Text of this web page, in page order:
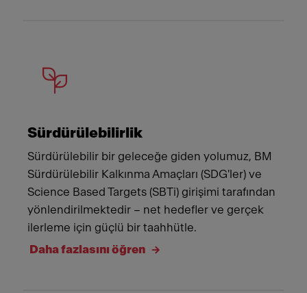
Sürdürülebilirlik
Sürdürülebilir bir geleceğe giden yolumuz, BM
Sürdürülebilir Kalkınma Amaçları (SDG'ler) ve
Science Based Targets (SBTi) girişimi tarafından
yönlendirilmektedir – net hedefler ve gerçek
ilerleme için güçlü bir taahhütle.
Daha fazlasını öğren